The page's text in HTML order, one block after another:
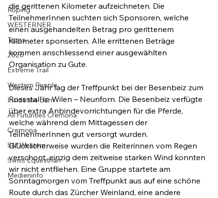
Roping
WESTERNER
Tipps
2026
Extreme Trail
Western People
Inside the Barn
All Futurities Cremona
Cremona
SM Western
Swiss Equestrian
Medieninfo
die gerittenen Kilometer aufzeichneten. Die
TeilnehmerInnen suchten sich Sponsoren, welche
einen ausgehandelten Betrag pro gerittenem
Kilometer sponserten. Alle errittenen Beträge
kommen anschliessend einer ausgewählten
Organisation zu Gute.
Dieses Jahr lag der Treffpunkt bei der Besenbeiz zum
Rossstall in Wilen – Neunforn. Die Besenbeiz verfügte
über extra Anbindevorrichtungen für die Pferde,
welche während dem Mittagessen der
TeilnehmerInnen gut versorgt wurden.
Glücklicherweise wurden die Reiterinnen vom Regen
verschont, einzig dem zeitweise starken Wind konnten
wir nicht entfliehen. Eine Gruppe startete am
Sonntagmorgen vom Treffpunkt aus auf eine schöne
Route durch das Zürcher Weinland, eine andere